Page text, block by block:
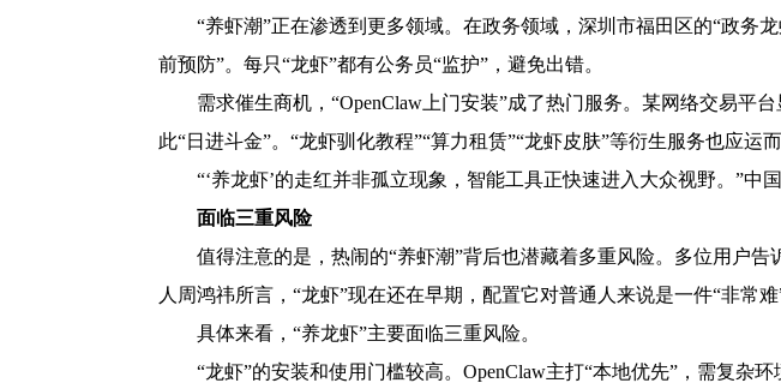
“养虾潮”正在渗透到更多领域。在政务领域，深圳市福田区的“政务
前预防”。每只“龙虾”都有公务员“监护”，避免出错。
需求催生商机，“OpenClaw上门安装”成了热门服务。某网络交易平
此“日进斗金”。“龙虾驯化教程”“算力租赁”“龙虾皮肤”等衍生服务也应运而
“‘养龙虾’的走红并非孤立现象，智能工具正快速进入大众视野。”中
面临三重风险
值得注意的是，热闹的“养虾潮”背后也潜藏着多重风险。多位用户
人周鸿祎所言，“龙虾”现在还在早期，配置它对普通人来说是一件“非常难
具体来看，“养龙虾”主要面临三重风险。
“龙虾”的安装和使用门槛较高。OpenClaw主打“本地优先”，需复杂